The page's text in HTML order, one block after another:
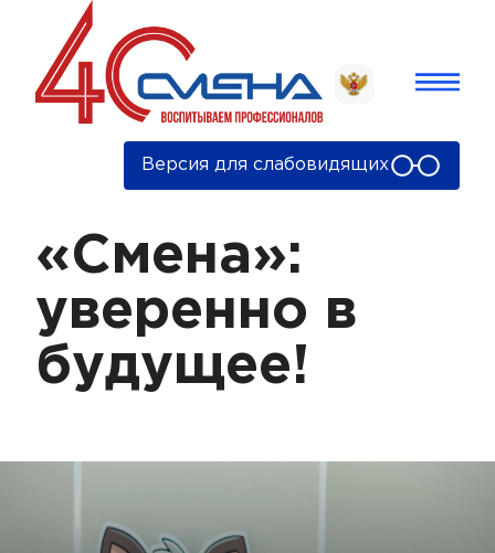
Версия для слабовидящих
«Смена»:
уверенно в
будущее!